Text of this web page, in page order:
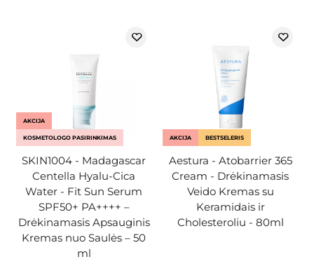
AKCIJA
KOSMETOLOGO PASIRINKIMAS
SKIN1004 - Madagascar
Centella Hyalu-Cica
Water - Fit Sun Serum
SPF50+ PA++++ –
Drėkinamasis Apsauginis
Kremas nuo Saulės – 50
ml
AKCIJA BESTSELERIS
Aestura - Atobarrier 365
Cream - Drėkinamasis
Veido Kremas su
Keramidais ir
Cholesteroliu - 80ml